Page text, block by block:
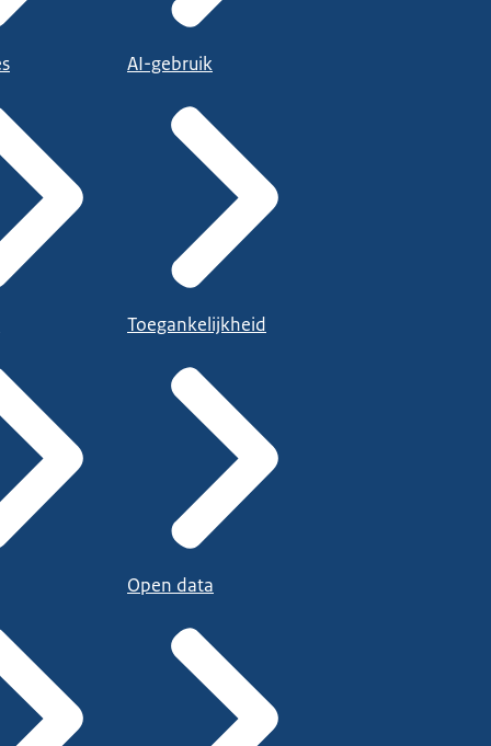
AI-gebruik
Toegankelijkheid
Open data